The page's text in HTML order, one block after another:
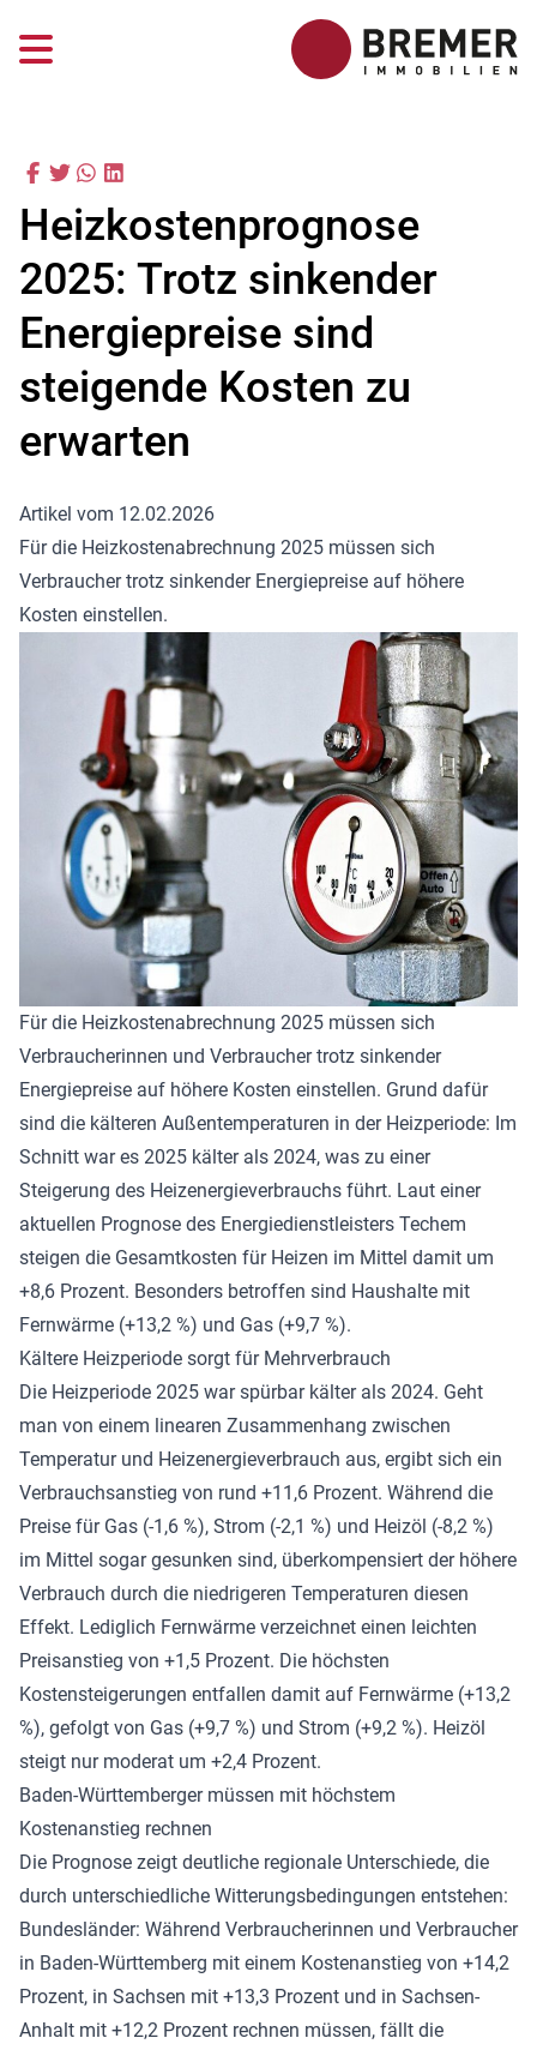
Heizkostenprognose
2025: Trotz sinkender
Energiepreise sind
steigende Kosten zu
erwarten
Artikel vom 12.02.2026
Für die Heizkostenabrechnung 2025 müssen sich
Verbraucher trotz sinkender Energiepreise auf höhere
Kosten einstellen.
Für die Heizkostenabrechnung 2025 müssen sich
Verbraucherinnen und Verbraucher trotz sinkender
Energiepreise auf höhere Kosten einstellen. Grund dafür
sind die kälteren Außentemperaturen in der Heizperiode: Im
Schnitt war es 2025 kälter als 2024, was zu einer
Steigerung des Heizenergieverbrauchs führt. Laut einer
aktuellen Prognose des Energiedienstleisters Techem
steigen die Gesamtkosten für Heizen im Mittel damit um
+8,6 Prozent. Besonders betroffen sind Haushalte mit
Fernwärme (+13,2 %) und Gas (+9,7 %).
Kältere Heizperiode sorgt für Mehrverbrauch
Die Heizperiode 2025 war spürbar kälter als 2024. Geht
man von einem linearen Zusammenhang zwischen
Temperatur und Heizenergieverbrauch aus, ergibt sich ein
Verbrauchsanstieg von rund +11,6 Prozent. Während die
Preise für Gas (-1,6 %), Strom (-2,1 %) und Heizöl (-8,2 %)
im Mittel sogar gesunken sind, überkompensiert der höhere
Verbrauch durch die niedrigeren Temperaturen diesen
Effekt. Lediglich Fernwärme verzeichnet einen leichten
Preisanstieg von +1,5 Prozent. Die höchsten
Kostensteigerungen entfallen damit auf Fernwärme (+13,2
%), gefolgt von Gas (+9,7 %) und Strom (+9,2 %). Heizöl
steigt nur moderat um +2,4 Prozent.
Baden-Württemberger müssen mit höchstem
Kostenanstieg rechnen
Die Prognose zeigt deutliche regionale Unterschiede, die
durch unterschiedliche Witterungsbedingungen entstehen:
Bundesländer: Während Verbraucherinnen und Verbraucher
in Baden-Württemberg mit einem Kostenanstieg von +14,2
Prozent, in Sachsen mit +13,3 Prozent und in Sachsen-
Anhalt mit +12,2 Prozent rechnen müssen, fällt die